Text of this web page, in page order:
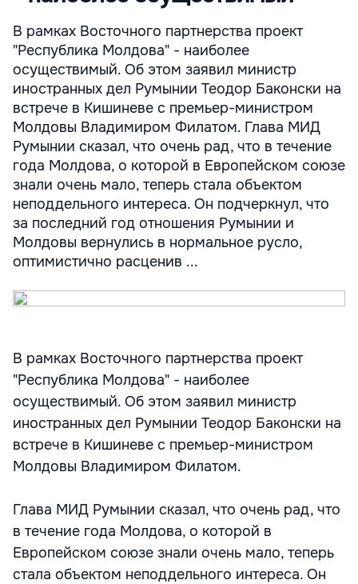
В рамках Восточного партнерства проект
"Республика Молдова" - наиболее
осуществимый. Об этом заявил министр
иностранных дел Румынии Теодор Баконски на
встрече в Кишиневе с премьер-министром
Молдовы Владимиром Филатом. Глава МИД
Румынии сказал, что очень рад, что в течение
года Молдова, о которой в Европейском союзе
знали очень мало, теперь стала объектом
неподдельного интереса. Он подчеркнул, что
за последний год отношения Румынии и
Молдовы вернулись в нормальное русло,
оптимистично расценив ...
В рамках Восточного партнерства проект
"Республика Молдова" - наиболее
осуществимый. Об этом заявил министр
иностранных дел Румынии Теодор Баконски на
встрече в Кишиневе с премьер-министром
Молдовы Владимиром Филатом.
Глава МИД Румынии сказал, что очень рад, что
в течение года Молдова, о которой в
Европейском союзе знали очень мало, теперь
стала объектом неподдельного интереса. Он